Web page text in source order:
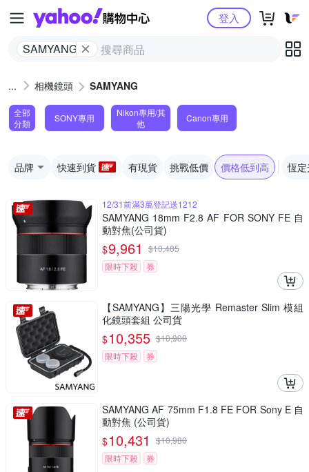
Yahoo購物中心
SAMYANG
登入
相機鏡頭 SAMYANG
全部
分類
SONY專用
Nikon專用/其
他
Canon專用
品牌 快速到貨 有現貨 挑戰低價 價格低到高 恆
12/31前滿3萬登記送1212
SAMYANG 18mm F2.8 AF FOR SONY FE 自
動對焦(公司貨)
$9,961 $10,485
限時下殺
券
【SAMYANG】三陽光學 Remaster Slim 模組
化鏡頭套組 公司貨
$10,355 $10,900
限時下殺
券
SAMYANG AF 75mm F1.8 FE FOR Sony E 自
動對焦 (公司貨)
$10,431 $10,980
限時下殺
券